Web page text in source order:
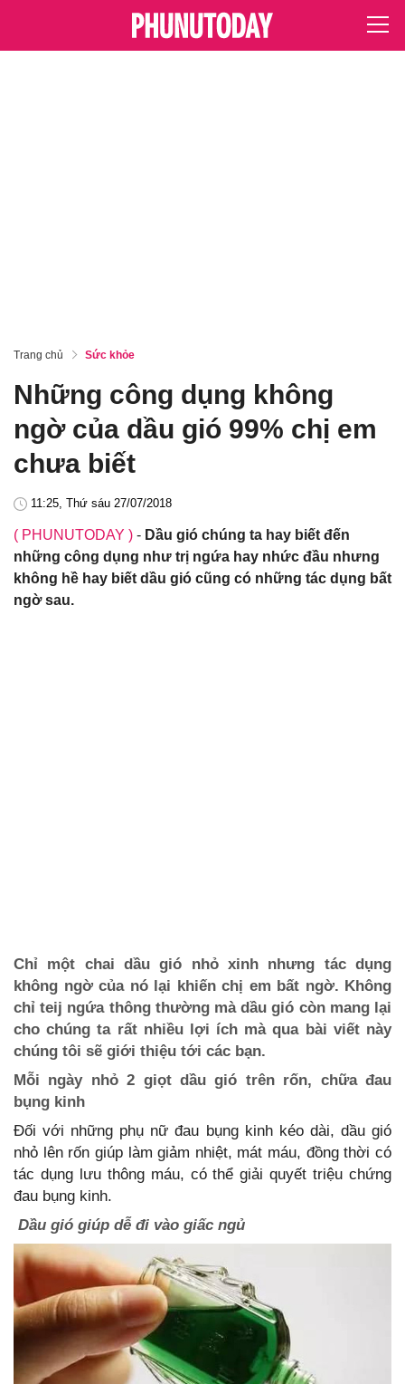
Trang chủ Sức khỏe
Những công dụng không
ngờ của dầu gió 99% chị em
chưa biết
11:25, Thứ sáu 27/07/2018
( PHUNUTODAY ) - Dầu gió chúng ta hay biết đến
những công dụng như trị ngứa hay nhức đầu nhưng
không hề hay biết dầu gió cũng có những tác dụng bất
ngờ sau.
Chỉ một chai dầu gió nhỏ xinh nhưng tác dụng
không ngờ của nó lại khiến chị em bất ngờ. Không
chỉ teij ngứa thông thường mà dầu gió còn mang lại
cho chúng ta rất nhiều lợi ích mà qua bài viết này
chúng tôi sẽ giới thiệu tới các bạn.
Mỗi ngày nhỏ 2 giọt dầu gió trên rốn, chữa đau
bụng kinh
Đối với những phụ nữ đau bụng kinh kéo dài, dầu gió
nhỏ lên rốn giúp làm giảm nhiệt, mát máu, đồng thời có
tác dụng lưu thông máu, có thể giải quyết triệu chứng
đau bụng kinh.
Dầu gió giúp dễ đi vào giấc ngủ